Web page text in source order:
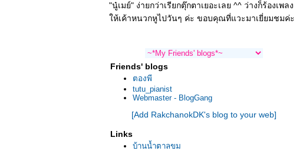
"นู๋เมย์" ง่ายกว่าเรียกตุ๊กตาเยอะเลย ^^ ว่างก็ร้องเพลง
ห้เค้าหนวกหูไปวันๆ ค่ะ ขอบคุณที่แวะมาเยี่ยมชมค่ะ
Friends' blogs
ตองพี
tutu_pianist
Webmaster - BlogGang
[Add RakchanokDK's blog to your web]
Links
บ้านน้ำตาลขม